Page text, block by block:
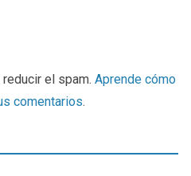
el spam. Aprende cómo
comentarios.